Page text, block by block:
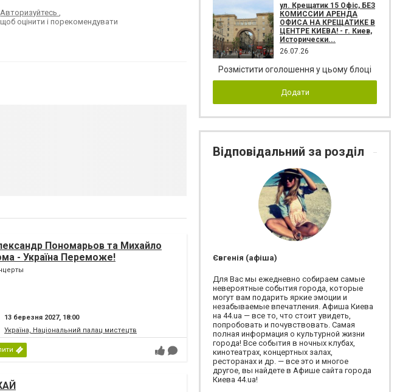
Авторизуйтесь
щоб оцінити і порекомендувати
Пономарьов та Михайло
- Україна Переможе!
13 березня 2027, 18:00
Україна, Національний палац мистецтв
ул. Крещатик 15 Офіс, БЕЗ
КОМИССИИ АРЕНДА
ОФИСА НА КРЕЩАТИКЕ В
ЦЕНТРЕ КИЕВА! - г. Киев,
Исторически...
26.07.26
Розмістити оголошення у цьому блоці
Додати
Відповідальний за розділ
Євгенія (афіша)
Для Вас мы ежедневно собираем самые
невероятные события города, которые
могут вам подарить яркие эмоции и
незабываемые впечатления. Афиша Киева
на 44.ua — все то, что стоит увидеть,
попробовать и почувствовать. Самая
полная информация о культурной жизни
города! Все события в ночных клубах,
кинотеатрах, концертных залах,
ресторанах и др. — все это и многое
другое, вы найдете в Афише сайта города
Киева 44.ua!